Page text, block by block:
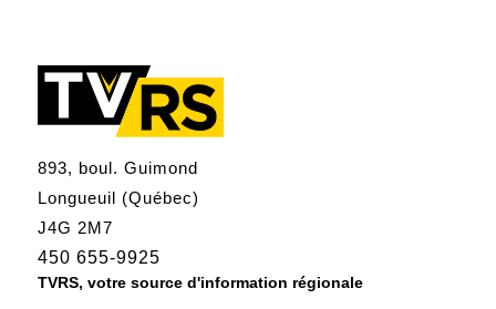
893, boul. Guimond
Longueuil (Québec)
J4G 2M7
450 655-9925
TVRS, votre source d'information régionale